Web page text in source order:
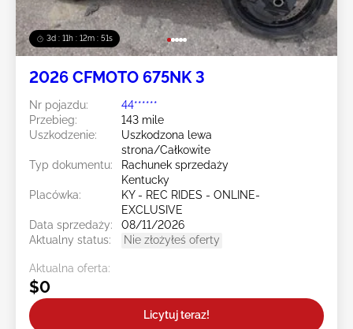
3d : 11h : 12m : 49s
2026 CFMOTO 675NK 3
Nr pojazdu:
44******
Przebieg:
143 mile
Uszkodzenie:
Uszkodzona lewa
strona/Całkowite
Typ dokumentu:
Rachunek sprzedaży
Kentucky
Placówka:
KY - REC RIDES - ONLINE-
EXCLUSIVE
Data sprzedaży:
08/11/2026
Aktualny status:
Nie złożyłeś oferty
Aktualna oferta:
$0
Licytuj teraz!